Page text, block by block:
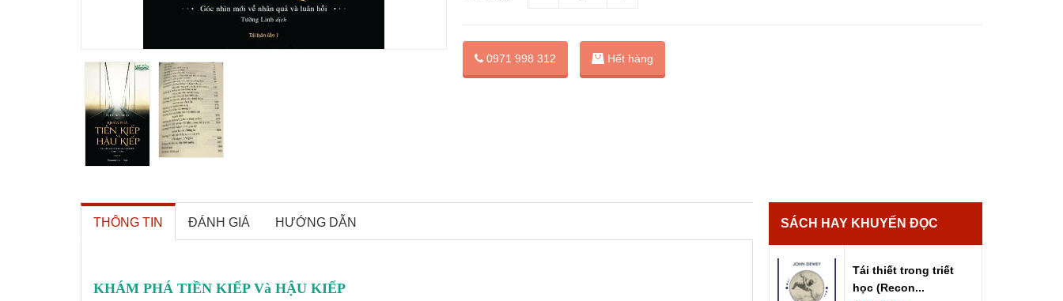
0971 998 312 Hết hàng
THÔNG TIN ĐÁNH GIÁ HƯỚNG DẪN
KHÁM PHÁ TIỀN KIẾP Và HẬU KIẾP
SÁCH HAY KHUYẾN ĐỌC
Tái thiết trong triết
học (Recon...